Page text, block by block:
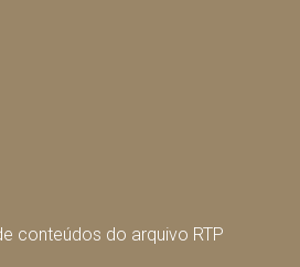
conteúdos do arquivo RTP